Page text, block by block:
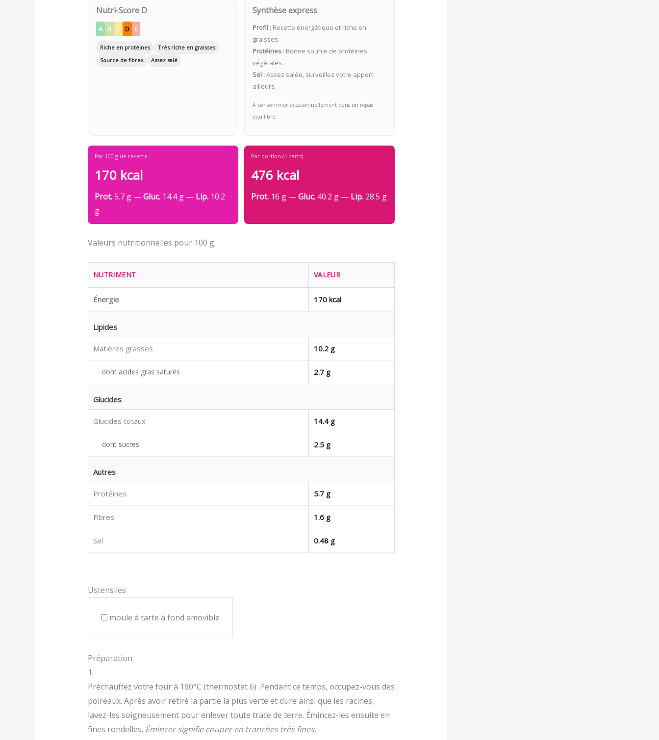
Nutri-Score D
A B C D E
Riche en protéines
Très riche en graisses
Source de fibres
Assez salé
Synthèse express
Profil : Recette énergétique et riche en
graisses.
Protéines : Bonne source de protéines
végétales.
Sel :Assez salée, surveillez votre apport
ailleurs.
À consommer occasionnellement dans un repas
équilibré.
Par 100 g de recette
170 kcal
Prot.5.7 g —Gluc.14.4 g — Lip.10.2
g
Par portion (4 parts)
476 kcal
Prot. 16 g —Gluc. 40.2 g — Lip. 28.5 g
Valeurs nutritionnelles pour 100 g
NUTRIMENT VALEUR
Énergie 170 kcal
Lipides
Matières grasses 10.2 g
dont acides gras saturés 2.7 g
Glucides
Glucides totaux 14.4 g
dont sucres 2.5 g
Autres
Protéines 5.7 g
Fibres 1.6 g
Sel 0.48 g
Ustensiles
moule à tarte à fond amovible
Préparation
1.
Préchauffez votre four à 180°C (thermostat 6). Pendant ce temps, occupez-vous des
poireaux. Après avoir retiré la partie la plus verte et dure ainsi que les racines,
lavez-les soigneusement pour enlever toute trace de terre. Émincez-les ensuite en
fines rondelles. Émincer signifie couper en tranches très fines.